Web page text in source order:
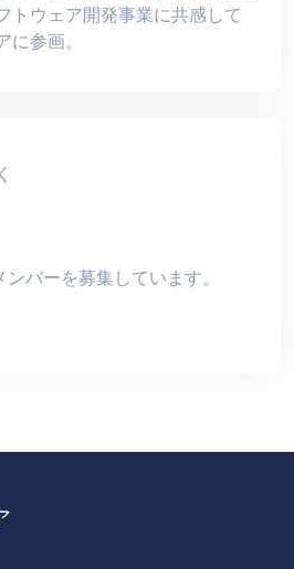
トウェア開発事業に共感して
参画。
バーを募集しています。